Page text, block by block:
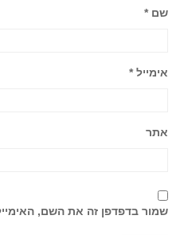
שם*
אימייל*
אתר
שמור בדפדפן זה את השם,